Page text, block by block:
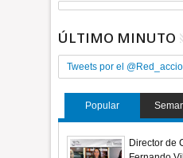
ÚLTIMO MINUTO
Tweets por el
Popular
Director de